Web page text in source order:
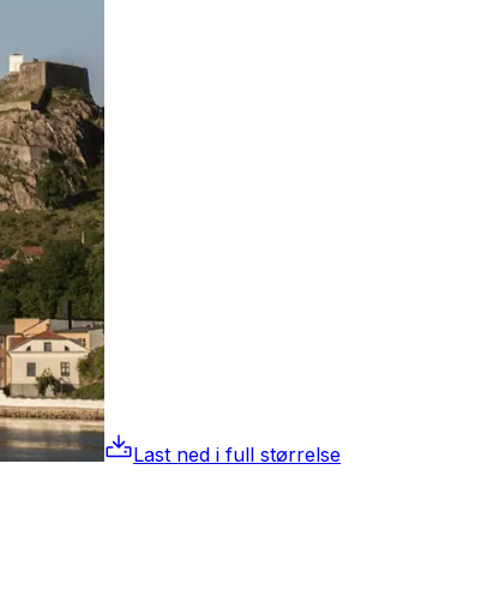
Last ned i full størrelse